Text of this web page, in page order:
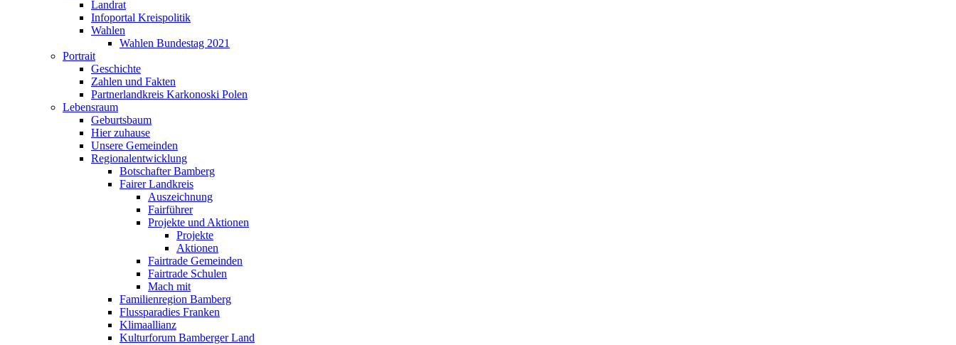
Landrat
Infoportal Kreispolitik
Wahlen
Wahlen Bundestag 2021
Portrait
Geschichte
Zahlen und Fakten
Partnerlandkreis Karkonoski Polen
Lebensraum
Geburtsbaum
Hier zuhause
Unsere Gemeinden
Regionalentwicklung
Botschafter Bamberg
Fairer Landkreis
Auszeichnung
Fairführer
Projekte und Aktionen
Projekte
Aktionen
Fairtrade Gemeinden
Fairtrade Schulen
Mach mit
Familienregion Bamberg
Flussparadies Franken
Klimaallianz
Kulturforum Bamberger Land